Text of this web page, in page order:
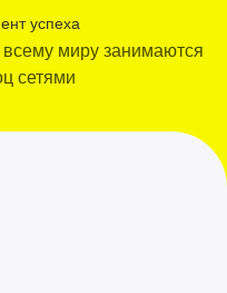
успеха
миру занимаются
сетями